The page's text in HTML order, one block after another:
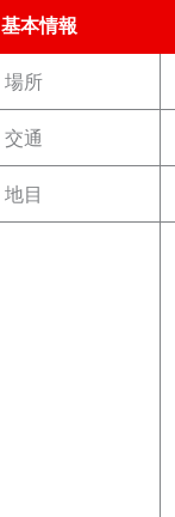
基本情報
場所
交通
地目